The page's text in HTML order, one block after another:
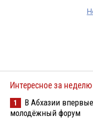
Интересное за неделю
1
В Абхазии
молодёжный форум